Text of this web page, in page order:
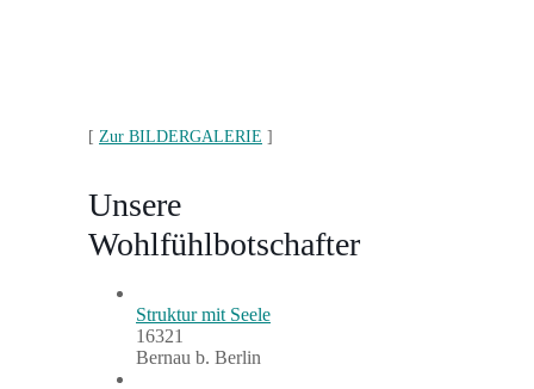
[ Zur BILDERGALERIE ]
Unsere
Wohlfühlbotschafter
Struktur mit Seele
16321
Bernau b. Berlin